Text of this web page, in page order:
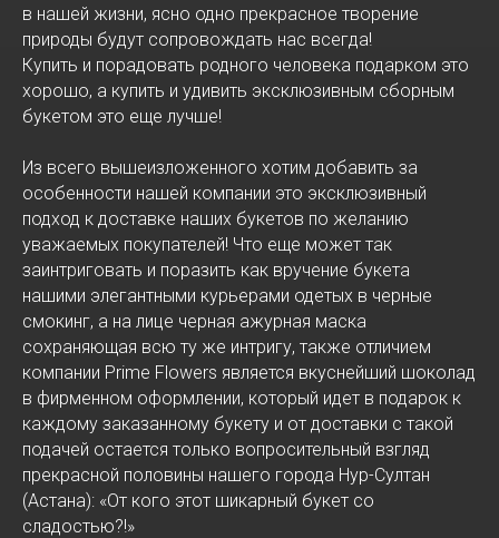
в нашей жизни, ясно одно прекрасное творение
природы будут сопровождать нас всегда!
Купить и порадовать родного человека подарком это
хорошо, а купить и удивить эксклюзивным сборным
букетом это еще лучше!
Из всего вышеизложенного хотим добавить за
особенности нашей компании это эксклюзивный
подход к доставке наших букетов по желанию
уважаемых покупателей! Что еще может так
заинтриговать и поразить как вручение букета
нашими элегантными курьерами одетых в черные
смокинг, а на лице черная ажурная маска
сохраняющая всю ту же интригу, также отличием
компании Prime Flowers является вкуснейший шоколад
в фирменном оформлении, который идет в подарок к
каждому заказанному букету и от доставки с такой
подачей остается только вопросительный взгляд
прекрасной половины нашего города Нур-Султан
(Астана): «От кого этот шикарный букет со
сладостью?!»